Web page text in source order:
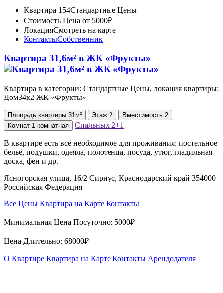
Квартира 154Стандартные Цены
Стоимость Цена от 5000₽
ЛокацияСмотреть на карте
КонтактыСобственник
Квартира 31,6м² в ЖК «Фрукты»
Квартира в категории: Стандартные Цены, локация квартиры:
Дом34к2 ЖК «Фрукты»
Площадь квартиры 31м² Этаж 2 Вместимость 2
Комнат 1-комнатная Спальных 2+1
В квартире есть всё необходимое для проживания: постельное
бельё, подушки, одеяла, полотенца, посуда, утюг, гладильная
доска, фен и др.
Ясногорская улица, 16/2 Сириус, Краснодарский край 354000
Российская Федерация
Все Цены Квартира на Карте Контакты
Минимальная Цена Посуточно: 5000₽
Цена Длительно: 68000₽
О Квартире Квартира на Карте Контакты Арендодателя